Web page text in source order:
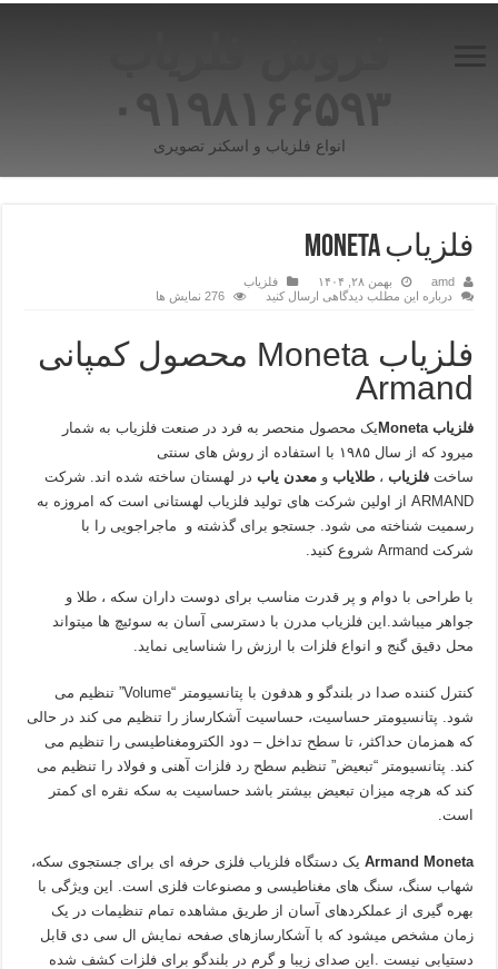
۰۹۱۹۸۱۶۶۵۹۳
انواع فلزیاب و اسکنر تصویری
فلزیاب Moneta
amd بهمن ۲۸, ۱۴۰۴
فلزیاب
درباره این مطلب دیدگاهی ارسال کنید
276 نمایش ها
فلزیاب Moneta محصول کمپانی
Armand
فلزیاب Moneta
یک محصول منحصر به فرد در صنعت فلزیاب به شمار
میرود که از سال ۱۹۸۵ با استفاده از روش های سنتی
ساختفلزیاب ،طلایاب ومعدن یاب در لهستان ساخته شده اند. شرکت
ARMAND از اولین شرکت های تولید فلزیاب لهستانی است که امروزه به
رسمیت شناخته می شود. جستجو برای گذشته و ماجراجویی را با
شرکت Armand شروع کنید.
با طراحی با دوام و پر قدرت مناسب برای دوست داران سکه ، طلا و
جواهر میباشد.این فلزیاب مدرن با دسترسی آسان به سوئیچ ها میتواند
محل دقیق گنج و انواع فلزات با ارزش را شناسایی نماید.
کنترل کننده صدا در بلندگو و هدفون با پتانسیومتر “Volume” تنظیم می
شود. پتانسیومتر حساسیت، حساسیت آشکارساز را تنظیم می کند در حالی
که همزمان حداکثر، تا سطح تداخل – دود الکترومغناطیسی را تنظیم می
کند. پتانسیومتر “تبعیض” تنظیم سطح رد فلزات آهنی و فولاد را تنظیم می
کند که هرچه میزان تبعیض بیشتر باشد حساسیت به سکه نقره ای کمتر
است.
Armand Moneta یک دستگاه فلزیاب فلزی حرفه ای برای جستجوی سکه،
شهاب سنگ، سنگ های مغناطیسی و مصنوعات فلزی است. این ویژگی با
بهره ‌گیری از عملکردهای آسان از طریق مشاهده تمام تنظیمات در یک
زمان مشخص میشود که با آشکارسازهای صفحه نمایش ال سی دی قابل
دستیابی نیست .این صدای زیبا و گرم در بلندگو برای فلزات کشف شده